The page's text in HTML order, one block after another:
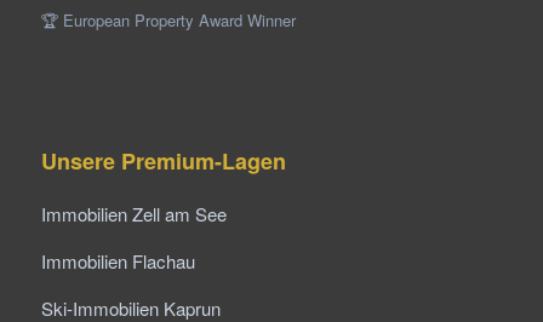
🏆 European Property Award Winner
Unsere Premium-Lagen
Immobilien Zell am See
Immobilien Flachau
Ski-Immobilien Kaprun